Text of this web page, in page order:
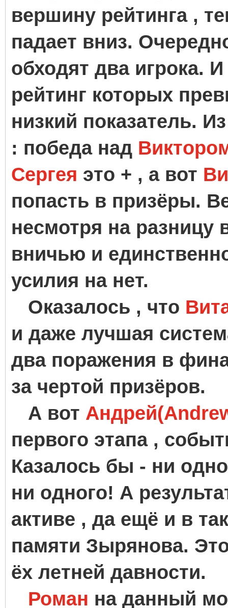
вершину рейтинга ,
падает вниз.
обходят два игрока.
рейтинг которых
низкий показатель.
: победа над
Сергея это + , а вот
попасть в призёры.
несмотря на разницу
вничью и
усилия на нет.
Оказалось , что
и даже лучшая
два поражения в
за чертой призёров.
А вот
первого этапа ,
Казалось бы - ни
ни одного! А
активе , да ещё и в
памяти Зырянова.
ёх летней давности.
Роман на данный